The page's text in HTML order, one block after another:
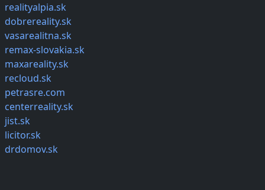
realityalpia.sk
dobrereality.sk
vasarealitna.sk
remax-slovakia.sk
maxareality.sk
recloud.sk
petrasre.com
centerreality.sk
jist.sk
licitor.sk
drdomov.sk